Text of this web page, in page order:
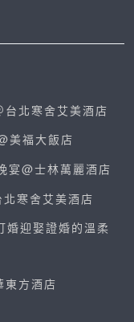
北寒舍艾美酒店
美福大飯店
@士林萬麗酒店
寒舍艾美酒店
婚迎娶證婚的溫柔
方酒店